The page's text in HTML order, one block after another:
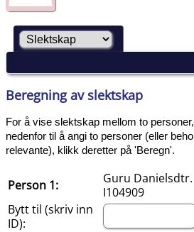
Beregning av slektskap
For å vise slektskap mellom to
nedenfor til å angi to personer (eller
relevante), klikk deretter på 'Beregn'.
Person 1:
Guru Danielsdtr.
I104909
Bytt til (skriv inn
ID):